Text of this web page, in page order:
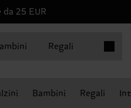
25 EUR
Regali
Bambini Regali